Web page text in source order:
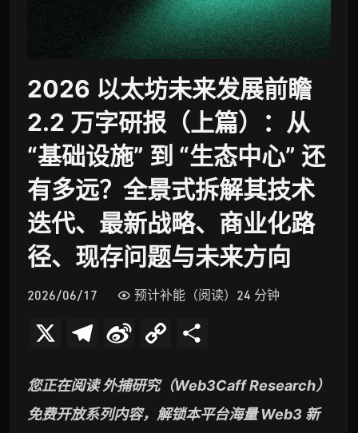
2026 以太坊未来发展前瞻
2.2 万字研报（上篇）：从
“基础设施” 到 “生态中心” 还
有多远？全景式拆解其技术
迭代、最新战略、商业化路
径、现存问题与未来方向
2026/06/17 预计补能（阅读）24 分钟
l
e
n
a
p
y
您正在阅读 外捕研究（Web3Caff Research）
免费开放系列内容，解锁本平台海量 Web3 新